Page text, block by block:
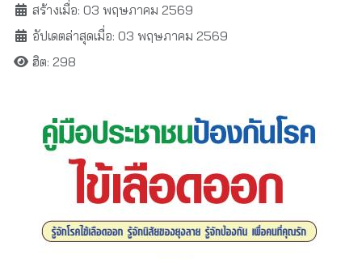
สร้างเมื่อ: 03 พฤษภาคม 2569
อัปเดตล่าสุดเมื่อ: 03 พฤษภาคม 2569
ฮิต: 298